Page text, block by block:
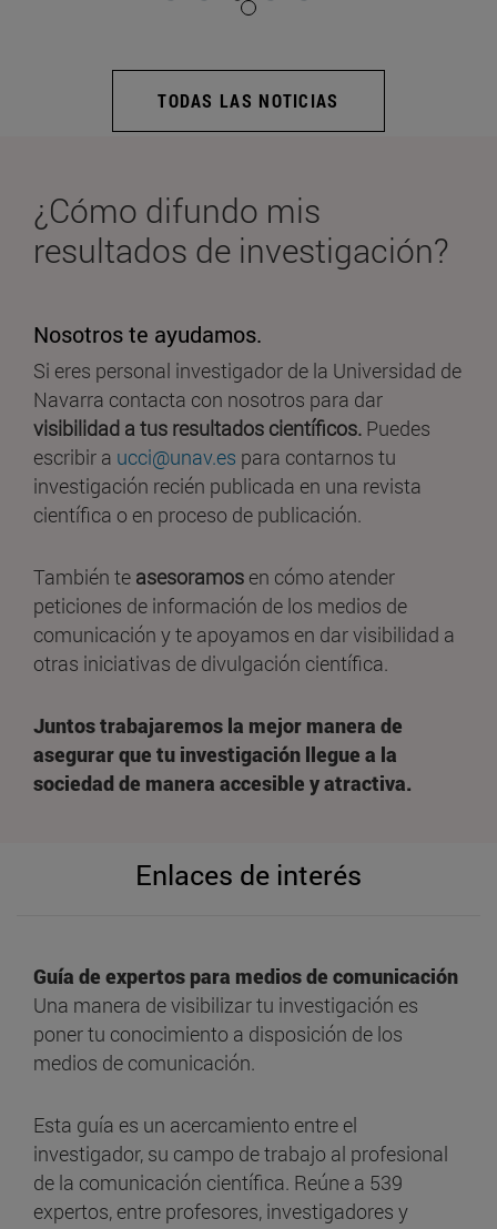
TODAS LAS NOTICIAS
¿Cómo difundo mis
resultados de investigación?
Nosotros te ayudamos.
Si eres personal investigador de la Universidad de
Navarra contacta con nosotros para dar
visibilidad a tus resultados científicos. Puedes
escribir a ucci@unav.es para contarnos tu
investigación recién publicada en una revista
científica o en proceso de publicación.
También te asesoramos en cómo atender
peticiones de información de los medios de
comunicación y te apoyamos en dar visibilidad a
otras iniciativas de divulgación científica.
Juntos trabajaremos la mejor manera de
asegurar que tu investigación llegue a la
sociedad de manera accesible y atractiva.
Enlaces de interés
Guía de expertos para medios de comunicación
Una manera de visibilizar tu investigación es
poner tu conocimiento a disposición de los
medios de comunicación.
Esta guía es un acercamiento entre el
investigador, su campo de trabajo al profesional
de la comunicación científica. Reúne a 539
expertos, entre profesores, investigadores y